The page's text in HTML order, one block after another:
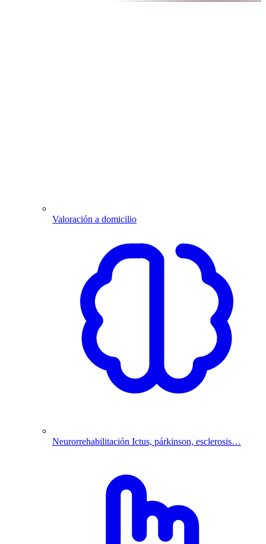
Valoración a domicilio
Neurorrehabilitación Ictus, párkinson, esclerosis…